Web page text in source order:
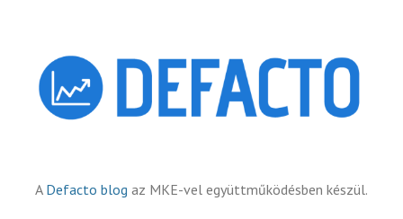
A Defacto blog az MKE-vel együttműködésben készül.